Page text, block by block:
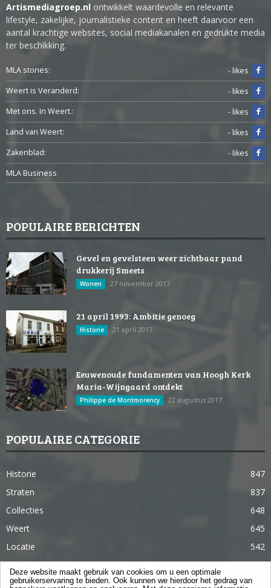
Artismediagroep.nl ontwikkelt waardevolle en relevante
lifestyle, zakelijke, journalistieke content en heeft daarvoor een
aantal krachtige websites, social mediakanalen en gedrukte media
ter beschikking.
MLA stories:
- likes
Weert is Veranderd:
- likes
Met ons. In Weert.:
- likes
Land van Weert:
- likes
Zakenblad:
- likes
MLA Business
POPULAIRE BERICHTEN
Gevel en gevelsteen weer zichtbaar pand
drukkerij Smeets
Wonen 27 november 2017
21 april 1993: Ambitie genoeg
Historie 21 april 2017
Eeuwenoude fundamenten van Hoogh Kerk
Maria-Wijngaard ontdekt
Philippe de Montmorency 22 augustus 2017
POPULAIRE CATEGORIE
Historie
847
Straten
837
Collecties
648
Weert
645
Locatie
542
Weert in 365 dagen
363
Gebouwen
285
Deze website maakt gebruik van cookies om u een optimale
gebruikerservaring te bieden. Ook kunnen we hierdoor het gedrag van